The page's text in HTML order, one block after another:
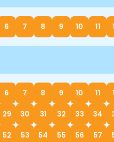
6 7 8 9 10 11
6 7 8 9 10 11
29 30 31 32 33 34
52 53 54 55 56 57